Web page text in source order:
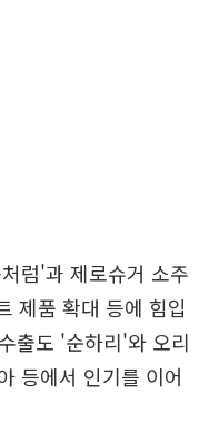
럼'과 제로슈거 소주
제품 확대 등에 힘입
출도 '순하리'와 오리
등에서 인기를 이어